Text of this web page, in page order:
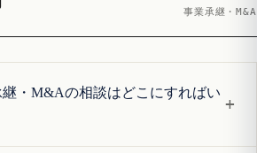
事業承継・M&A
・M&Aの相談はどこにすればい
+